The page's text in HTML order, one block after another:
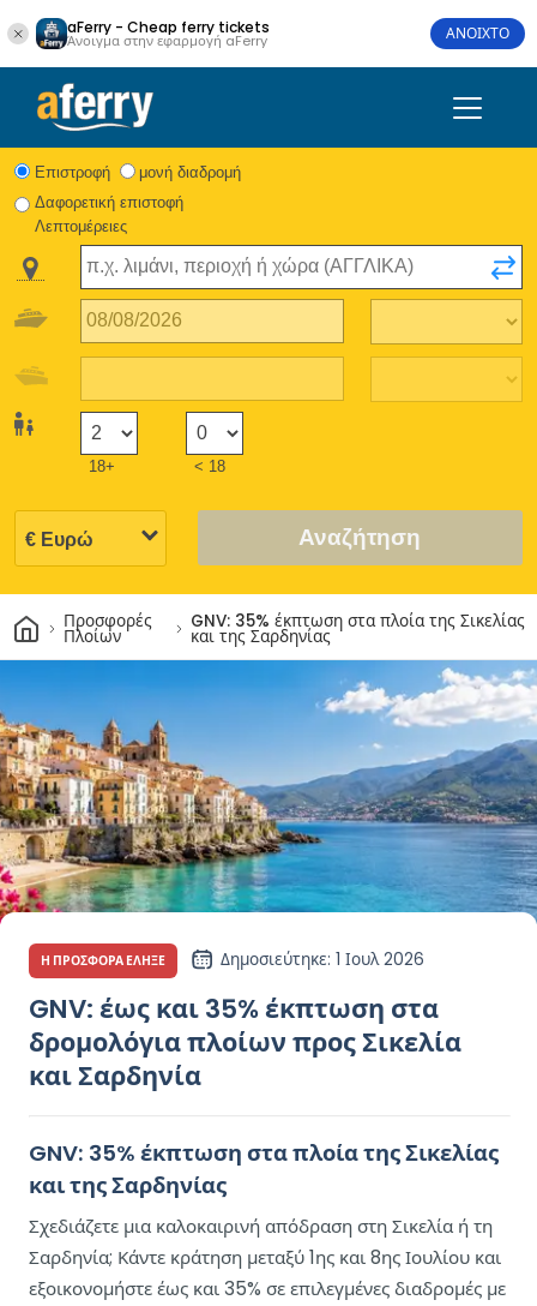
aFerry - Cheap ferry tickets
Άνοιγμα στην εφαρμογή aFerry ΑΝΟΙΧΤΟ
Eπιστροφή
μονή διαδρομή
Δαφορετική επιστοφή
Λεπτομέρειες
18+ < 18
Αναζήτηση
ΣπίτιΠροσφορές
Πλοίων
GNV: 35% έκπτωση στα πλοία της Σικελίας
και της Σαρδηνίας
Η ΠΡΟΣΦΟΡΆ ΈΛΗΞΕ Δημοσιεύτηκε: 1 Ιουλ 2026
GNV: έως και 35% έκπτωση στα
δρομολόγια πλοίων προς Σικελία
και Σαρδηνία
GNV: 35% έκπτωση στα πλοία της Σικελίας
και της Σαρδηνίας
Σχεδιάζετε μια καλοκαιρινή απόδραση στη Σικελία ή τη
Σαρδηνία; Κάντε κράτηση μεταξύ 1ης και 8ης Ιουλίου και
εξοικονομήστε έως και 35% σε επιλεγμένες διαδρομές με